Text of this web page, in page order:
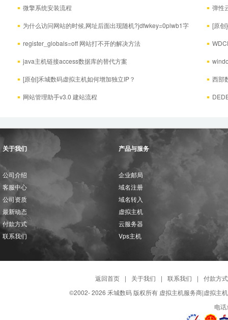
微擎系统安装流程 弹性
为什么访问网站的时候,网址后面出现随机?jdfwkey=0plwb1字
符，是否影响正常访问？
[原创
（包括
register_globals=off 网站打不开的解决方法
java主机链接access数据库的替代方案
[原创]禾城数码虚拟主机如何增加独立IP？ 西部
网站管理助手v3.0 建站流程
关于我们
公司介绍
客服中心
公司资质
最新动态
付款方式
联系我们
产品与服务
企业邮局
域名注册
域名转入
虚拟主机
云服务器
Vps主机
返回首页 | 关于我们 | 联系我们 |
付款方式
©2002-2026 禾城数码 版权所有 虚拟主机服务商|虚拟主
电